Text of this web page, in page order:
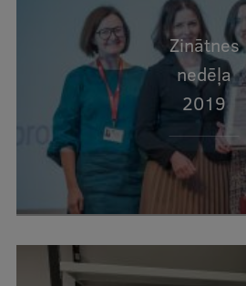
Zinātnes
nedēļa
2019